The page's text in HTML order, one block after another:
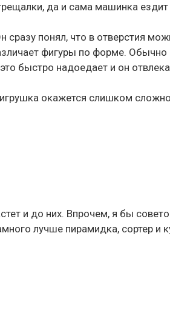
да и сама машинка ездит
понял, что в отверстия
фигуры по форме.
быстро надоедает и он
окажется слишком
и до них. Впрочем, я бы
лучше пирамидка, сортер и